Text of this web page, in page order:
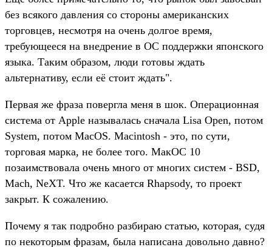
без всякого давления со стороны американских
торговцев, несмотря на очень долгое время,
требующееся на внедрение в ОС поддержки японского
языка. Таким образом, люди готовы ждать
альтернативу, если её стоит ждать".
Первая же фраза повергла меня в шок. Операционная
система от Apple называлась сначала Lisa Open, потом
System, потом MacOS. Macintosh - это, по сути,
торговая марка, не более того. МакОС 10
позаимствовала очень много от многих систем - BSD,
Mach, NeXT. Что же касается Rhapsody, то проект
закрыт. К сожалению.
Почему я так подробно разбираю статью, которая, судя
по некоторым фразам, была написана довольно давно?